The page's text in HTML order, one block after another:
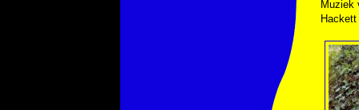
Muziek